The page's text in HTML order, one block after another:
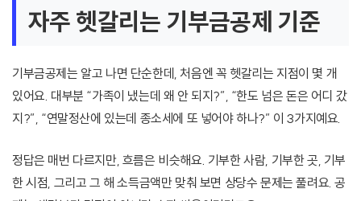
자주 헷갈리는 기부금공제 기준
기부금공제는 알고 나면 단순한데, 처음엔 꼭 헷갈리는 지점이 몇 개
있어요. 대부분 “가족이 냈는데 왜 안 되지?”, “한도 넘은 돈은 어디 갔
지?”, “연말정산에 있는데 종소세에 또 넣어야 하나?” 이 3가지예요.
정답은 매번 다르지만, 흐름은 비슷해요. 기부한 사람, 기부한 곳, 기부
한 시점, 그리고 그 해 소득금액만 맞춰 보면 상당수 문제는 풀려요. 공